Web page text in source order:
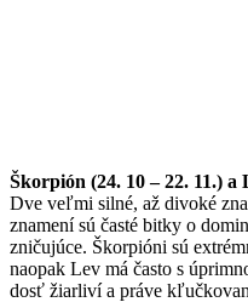
Škorpión (24. 10 – 22. 11.) a
Dve veľmi silné, až divoké
znamení sú časté bitky o
zničujúce. Škorpióni sú
naopak Lev má často s
dosť žiarliví a práve